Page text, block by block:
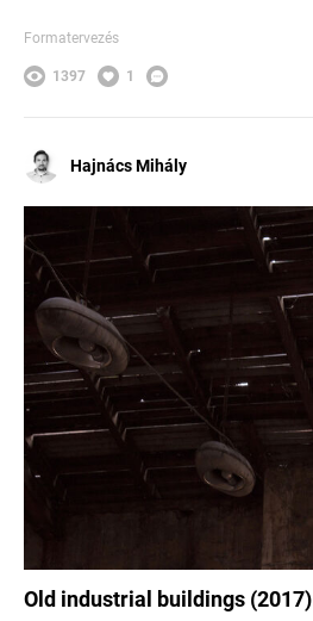
Formatervezés
1397 1
Hajnács Mihály
Old industrial buildings (2017)